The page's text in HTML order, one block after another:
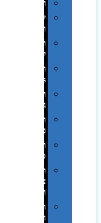
רכב
שעונים
ומסגרות
תיקים
לכנסים
תיקי
Swiss
תיקי
תיקי
טיולים
תיקי
ספורט
תיקי
ומכתביות
תערוכות
וכנסים